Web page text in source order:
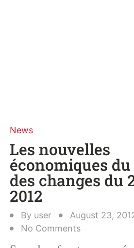
News
Les nouvelles
économiques
des changes du
2012
By user
August 23,
No Comments